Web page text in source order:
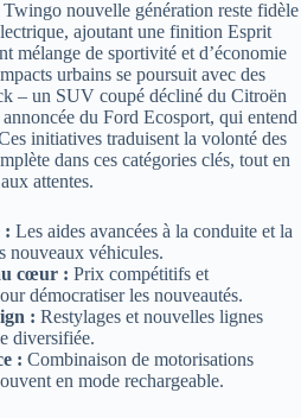
nouvelle génération reste fidèle
ajoutant une finition Esprit
mélange de sportivité et d’économie
urbains se poursuit avec des
– un SUV coupé décliné du Citroën
du Ford Ecosport, qui entend
initiatives traduisent la volonté des
dans ces catégories clés, tout en
attentes.
: Les aides avancées à la conduite et la
nouveaux véhicules.
cœur : Prix compétitifs et
démocratiser les nouveautés.
: Restylages et nouvelles lignes
diversifiée.
: Combinaison de motorisations
en mode rechargeable.